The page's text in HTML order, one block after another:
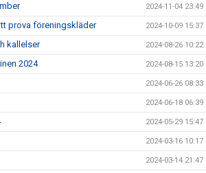
2024-11-04 23:49
prova föreningskläder 2024-10-09 15:37
kallelser 2024-08-26 10:22
2024 2024-08-15 13:20
2024-06-26 08:33
2024-06-18 06:39
2024-05-29 15:47
2024-03-16 10:17
2024-03-14 21:47